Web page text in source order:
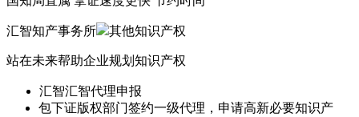
汇智知产事务所 其他知识产权
站在未来帮助企业规划知识产权
汇智汇智代理申报
包下证版权部门签约一级代理，申请高新必要知识产